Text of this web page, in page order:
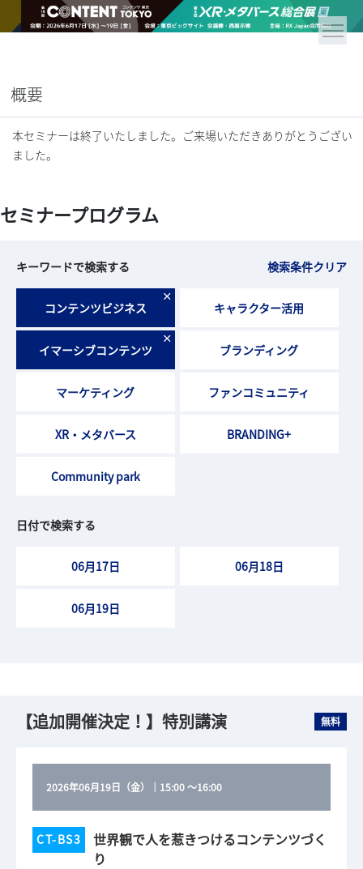
概要
本セミナーは終了いたしました。ご来場いただきありがとうござい
ました。
セミナープログラム
キーワードで検索する 検索条件クリア
コンテンツビジネス
×
キャラクター活用
イマーシブコンテンツ
×
ブランディング
マーケティング ファンコミュニティ
XR・メタバース BRANDING+
Community park
日付で検索する
06月17日 06月18日
06月19日
【追加開催決定！】特別講演 無料
2026年06月19日（金） ｜ 15:00～16:00
CT-BS3
世界観で人を惹きつけるコンテンツづく
り